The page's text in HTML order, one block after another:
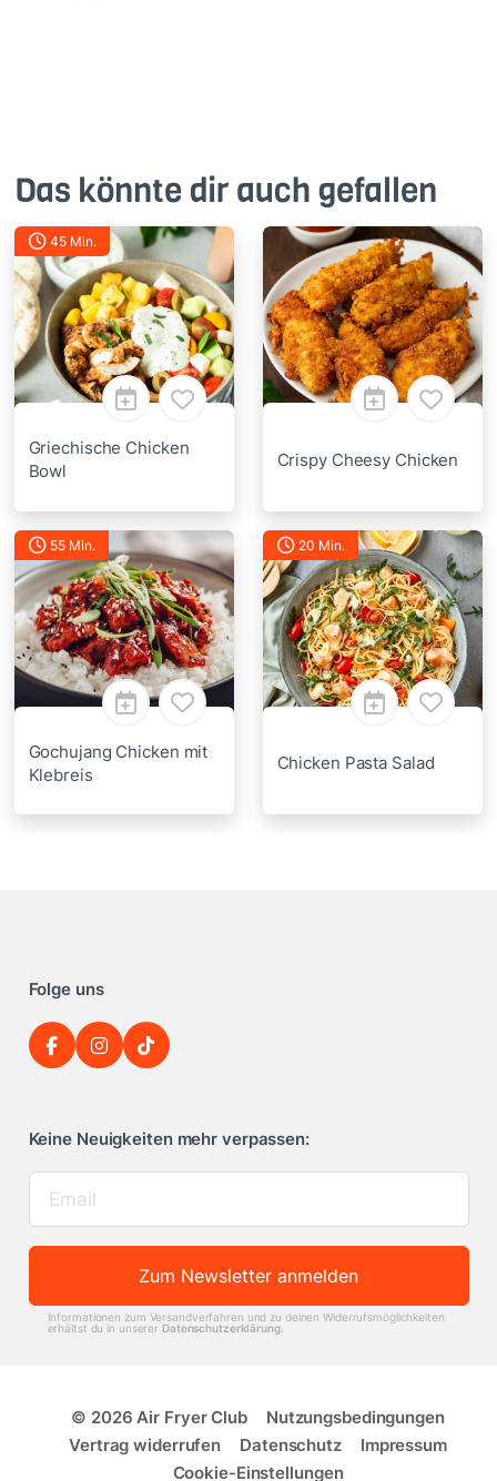
Das könnte dir auch gefallen
45 Min.
Griechische Chicken
Bowl
Crispy Cheesy Chicken
55 Min.
Gochujang Chicken mit
Klebreis
20 Min.
Chicken Pasta Salad
Folge uns
Keine Neuigkeiten mehr verpassen:
Zum Newsletter anmelden
Informationen zum Versandverfahren und zu deinen Widerrufsmöglichkeiten
erhältst du in unserer Datenschutzerklärung.
© 2026 Air Fryer Club
Nutzungsbedingungen
Vertrag widerrufen
Datenschutz
Impressum
Cookie-Einstellungen